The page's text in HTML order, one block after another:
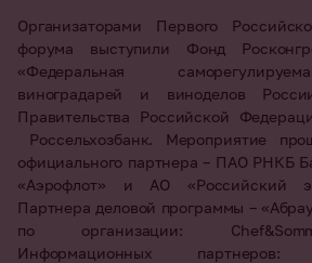
Организаторами Первого
форума выступили Фонд
«Федеральная
виноградарей и виноделов
Правительства Российской
Россельхозбанк. Мероприятие
официального партнера – ПАО РНКБ
«Аэрофлот» и АО «Российский
Партнера деловой программы –
по организации:
Информационных